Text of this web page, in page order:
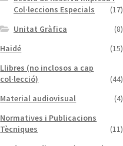
Col·leccions Especials
(17)
Unitat Gràfica
(8)
Haidé
(15)
Llibres (no inclosos a cap
col·lecció)
(44)
Material audiovisual
(4)
Normatives i Publicacions
Tècniques
(11)